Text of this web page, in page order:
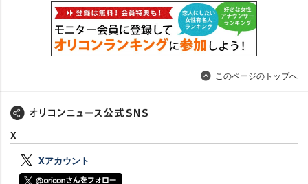
このページのトップへ
X
Xアカウント